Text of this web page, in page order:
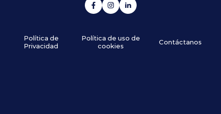
Política de
Privacidad
Política de uso de
cookies
Contáctanos